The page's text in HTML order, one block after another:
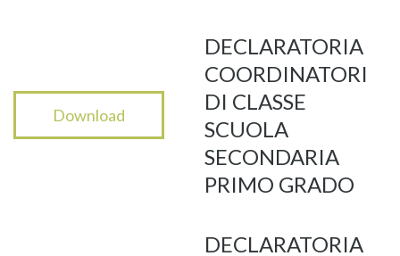
Download
DECLARATORIA
COORDINATORI
DI CLASSE
SCUOLA
SECONDARIA
PRIMO GRADO
DECLARATORIA